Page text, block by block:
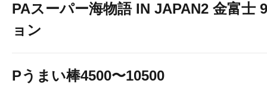
PAスーパー海物語 IN JAPAN2 金富士
ョン
Pうまい棒4500〜10500